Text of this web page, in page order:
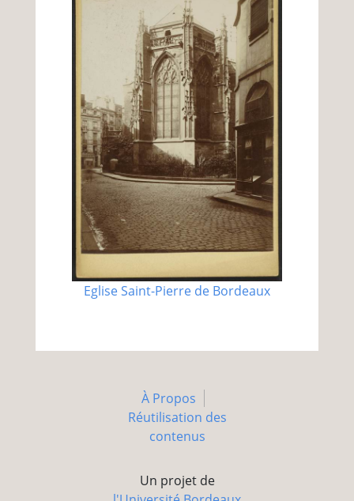
Eglise Saint-Pierre de Bordeaux
À Propos
Réutilisation des
contenus
Un projet de